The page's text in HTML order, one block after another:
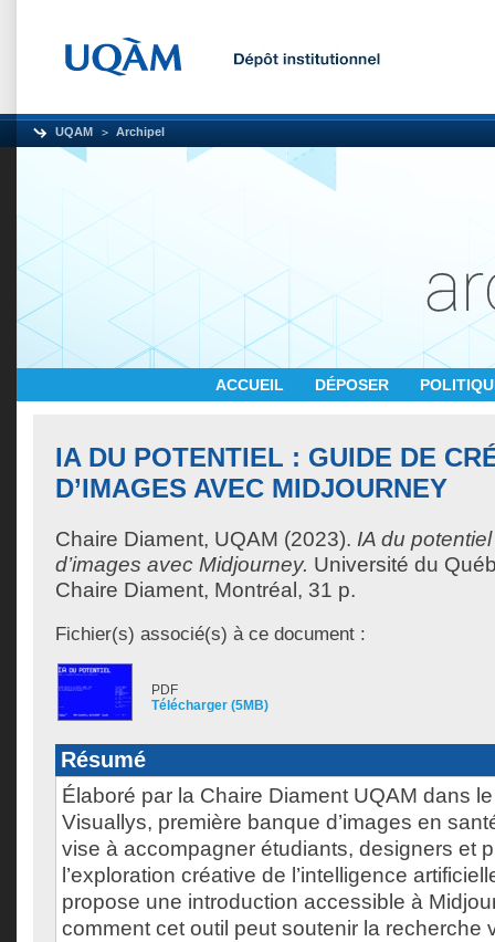
UQAM Archipel
ACCUEIL DÉPOSER
IA DU POTENTIEL : GUIDE DE
D’IMAGES AVEC MIDJOURNEY
Chaire Diament, UQAM (2023). IA du
d’images avec Midjourney. Université du
Chaire Diament, Montréal, 31 p.
Fichier(s) associé(s) à ce document :
PDF
Télécharger (5MB)
Résumé
Élaboré par la Chaire Diament UQAM dans
Visuallys, première banque d’images en
vise à accompagner étudiants, designers et
l’exploration créative de l’intelligence
propose une introduction accessible à
comment cet outil peut soutenir la recherche